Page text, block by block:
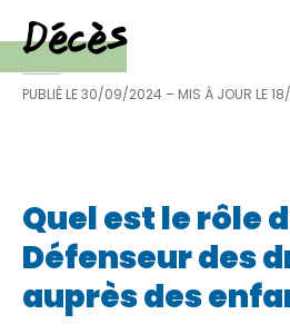
Décès
PUBLIÉ LE30/09/2024 – MIS À JOUR LE
Quel est le rôle
Défenseur des
auprès des